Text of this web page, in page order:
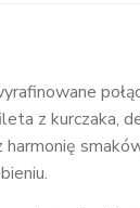
z kurczaka,